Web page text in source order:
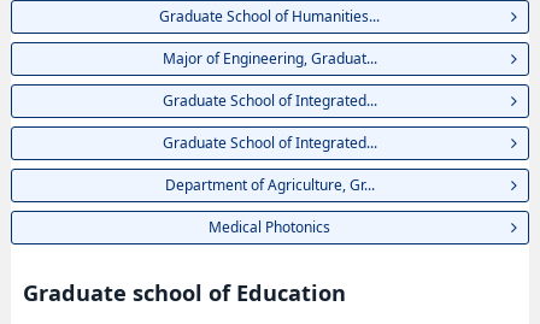
Graduate School of Humanities...
Major of Engineering, Graduat...
Graduate School of Integrated...
Graduate School of Integrated...
Department of Agriculture, Gr...
Medical Photonics
Graduate school of Education